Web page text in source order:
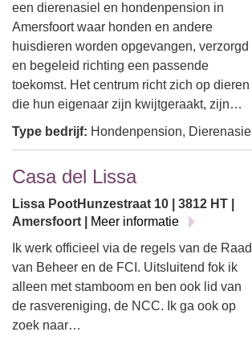
een dierenasiel en hondenpension in
Amersfoort waar honden en andere
huisdieren worden opgevangen, verzorgd
en begeleid richting een passende
toekomst. Het centrum richt zich op dieren
die hun eigenaar zijn kwijtgeraakt, zijn…
Type bedrijf: Hondenpension, Dierenasiel
Casa del Lissa
Lissa PootHunzestraat 10 | 3812 HT |
Amersfoort |
Meer informatie
Ik werk officieel via de regels van de Raad
van Beheer en de FCI. Uitsluitend fok ik
alleen met stamboom en ben ook lid van
de rasvereniging, de NCC. Ik ga ook op
zoek naar…